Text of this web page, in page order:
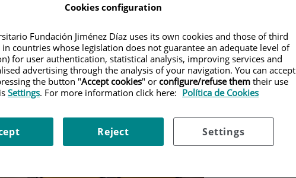
Cookies configuration
Fundación Jiménez Díaz uses its own cookies and those of third
in countries whose legislation does not guarantee an adequate level of
for user authentication, statistical analysis, improving services and
advertising through the analysis of your navigation. You can accept
the button "Accept cookies" or configure/refuse them their use
Settings. For more information click here: Política de Cookies
Settings
Reject